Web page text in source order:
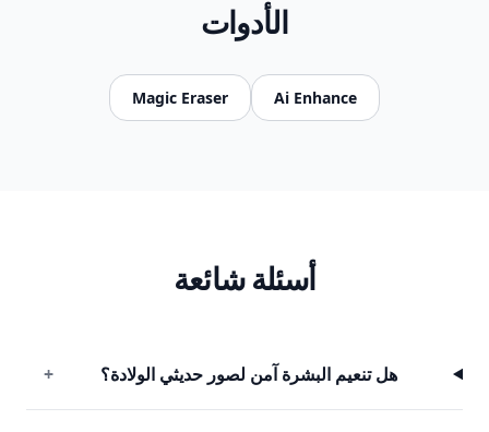
الأدوات
Ai Enhance
Magic Eraser
أسئلة شائعة
هل تنعيم البشرة آمن لصور حديثي الولادة؟ +